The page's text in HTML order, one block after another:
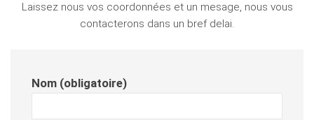
Laissez nous vos coordonnées et un mesage, nous vous
contacterons dans un bref delai.
Nom (obligatoire)